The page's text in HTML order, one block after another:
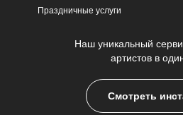
Праздничные услуги
Наш уникальный
артистов в
Смотреть